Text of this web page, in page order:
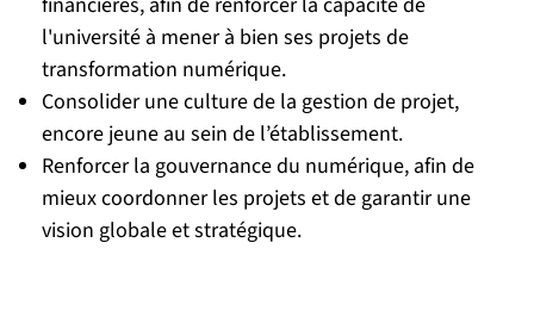
l'université à mener à bien ses projets de
transformation numérique.
Consolider une culture de la gestion de projet,
encore jeune au sein de l’établissement.
Renforcer la gouvernance du numérique, afin de
mieux coordonner les projets et de garantir une
vision globale et stratégique.